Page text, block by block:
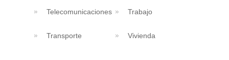
Telecomunicaciones Trabajo
Transporte Vivienda